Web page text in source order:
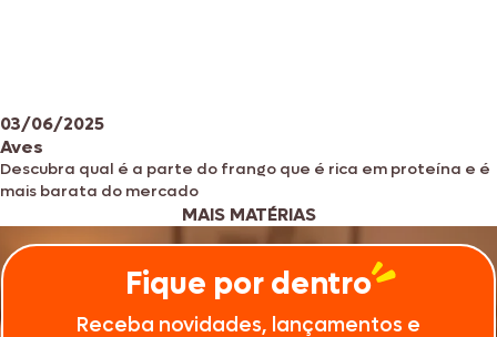
03/06/2025
Aves
Descubra qual é a parte do frango que é rica em proteína e é
mais barata do mercado
MAIS MATÉRIAS
Fique por dentro
Receba novidades, lançamentos e